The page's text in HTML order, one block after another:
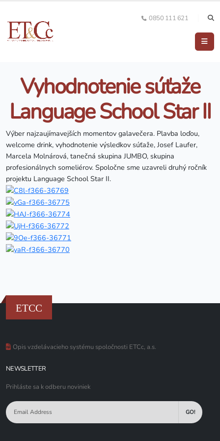
0850 111 621
Vyhodnotenie súťaže
Language School Star II
Výber najzaujímavejších momentov galavečera. Plavba loďou,
welcome drink, vyhodnotenie výsledkov súťaže, Josef Laufer,
Marcela Molnárová, tanečná skupina JUMBO, skupina
profesionálnych someliérov. Spoločne sme uzavreli druhý ročník
projektu Language School Star II.
ETCC
Opis vzdelávacieho systému spoločnosti ETCc, a.s.
NEWSLETTER
Prihláste sa k odberu noviniek
GO!